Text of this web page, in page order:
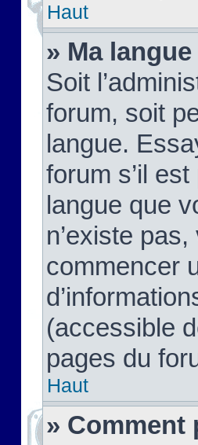
Haut
» Ma
Soit
forum, soit
langue.
forum s’il
langue que
n’existe
commencer
(accessible
pages du
Haut
» Comment